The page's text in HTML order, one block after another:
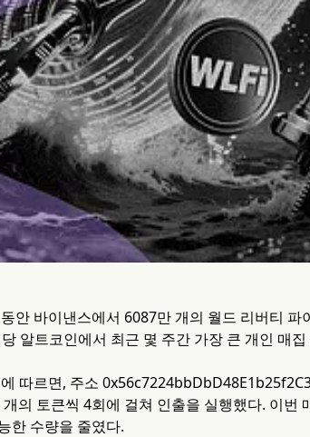
안 바이낸스에서 6087만 개의 월드 리버티
알트코인에서 최근 몇 주간 가장 큰 개인 매
따르면, 주소
의 토큰씩 4회에 걸쳐 인출을 실행했다. 이번
한 수량을 줄였다.